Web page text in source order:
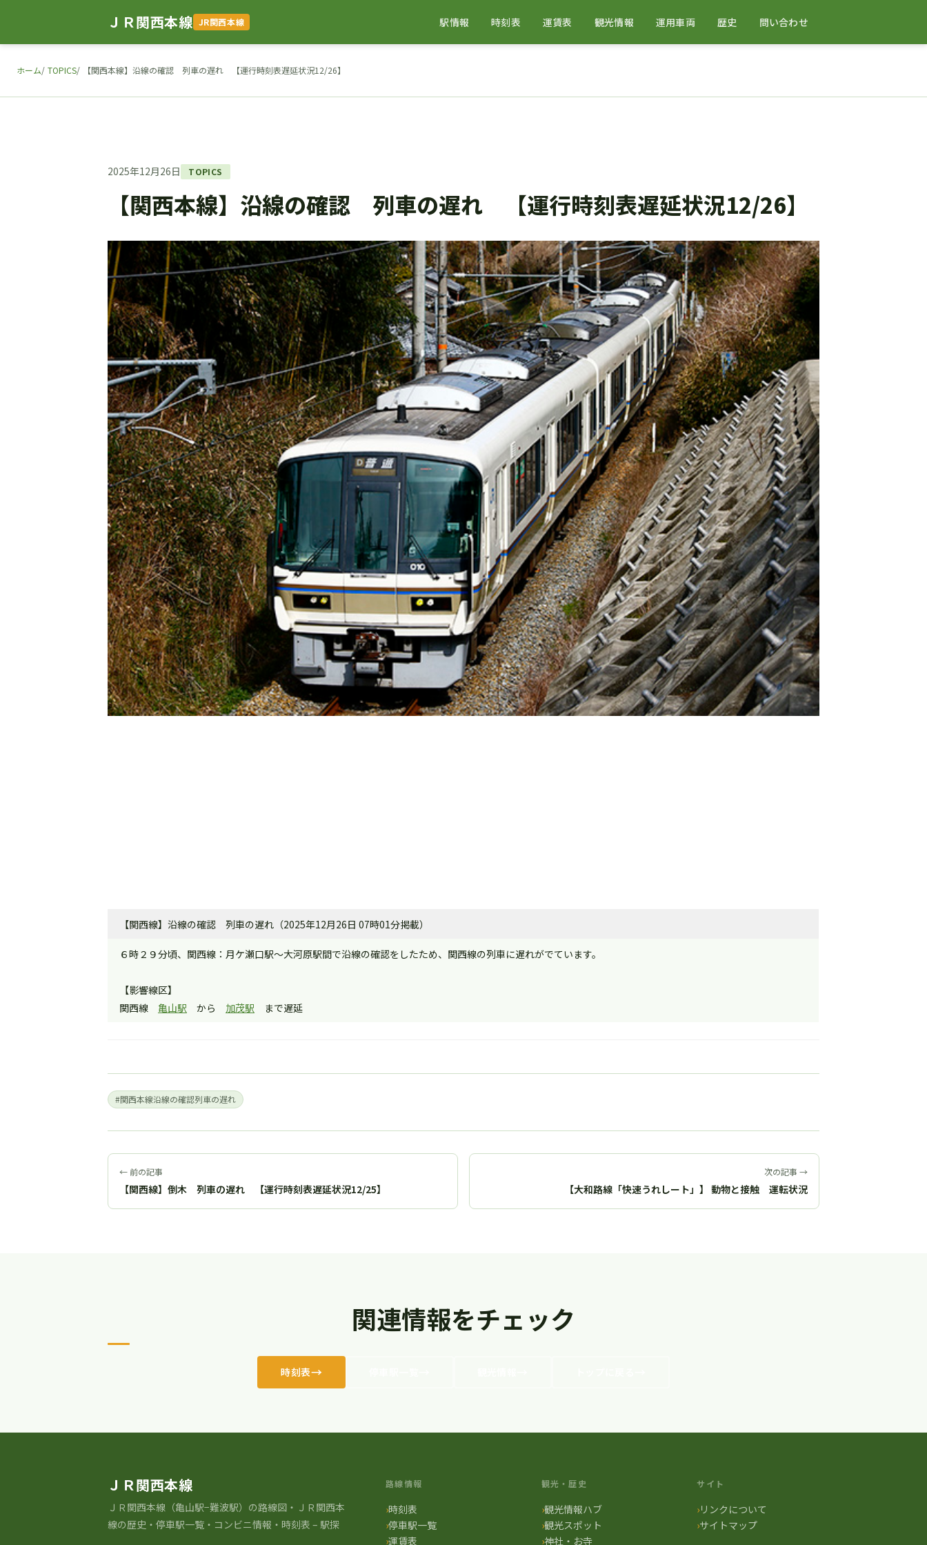
ＪＲ関西本線 JR関西本線 駅情報 時刻表 運賃表 観光情報 運用車両 歴史 問い合わせ
ホーム TOPICS 【関西本線】沿線の確認 列車の遅れ 【運行時刻表遅延状況12/26】
2025年12月26日 TOPICS
【関西本線】沿線の確認 列車の遅れ 【運行時刻表遅延状況12/26】
【関西線】沿線の確認 列車の遅れ（2025年12月26日 07時01分掲載）
６時２９分頃、関西線：月ケ瀬口駅～大河原駅間で沿線の確認をしたため、関西線の列車に遅れがでています。
【影響線区】
関西線 亀山駅 から 加茂駅 まで遅延
#関西本線沿線の確認列車の遅れ
← 前の記事
【関西線】倒木 列車の遅れ 【運行時刻表遅延状況12/25】
次の記事 →
【大和路線「快速うれしート」】 動物と接触 運転状況
関連情報をチェック
時刻表
ＪＲ関西本線
ＪＲ関⻄本線（亀山駅−難波駅）の路線図・ＪＲ関西本
線の歴史・停車駅一覧・コンビニ情報・時刻表 – 駅探
路線情報
時刻表
停車駅一覧
運賃表
観光・歴史
観光情報ハブ
観光スポット
神社・お寺
サイト
リンクについて
サイトマップ